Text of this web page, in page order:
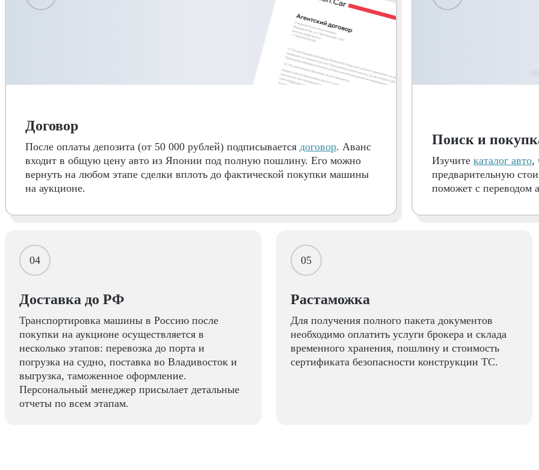
Договор
После оплаты депозита (от 50 000 рублей) подписывается договор. Аванс
входит в общую цену авто из Японии под полную пошлину. Его можно
вернуть на любом этапе сделки вплоть до фактической покупки машины
на аукционе.
Поиск и
Изучите каталог авто,
предварительную
поможет с переводом
04
Доставка до РФ
Транспортировка машины в Россию после
покупки на аукционе осуществляется в
несколько этапов: перевозка до порта и
погрузка на судно, поставка во Владивосток и
выгрузка, таможенное оформление.
Персональный менеджер присылает детальные
отчеты по всем этапам.
05
Растаможка
Для получения полного пакета документов
необходимо оплатить услуги брокера и склада
временного хранения, пошлину и стоимость
сертификата безопасности конструкции ТС.